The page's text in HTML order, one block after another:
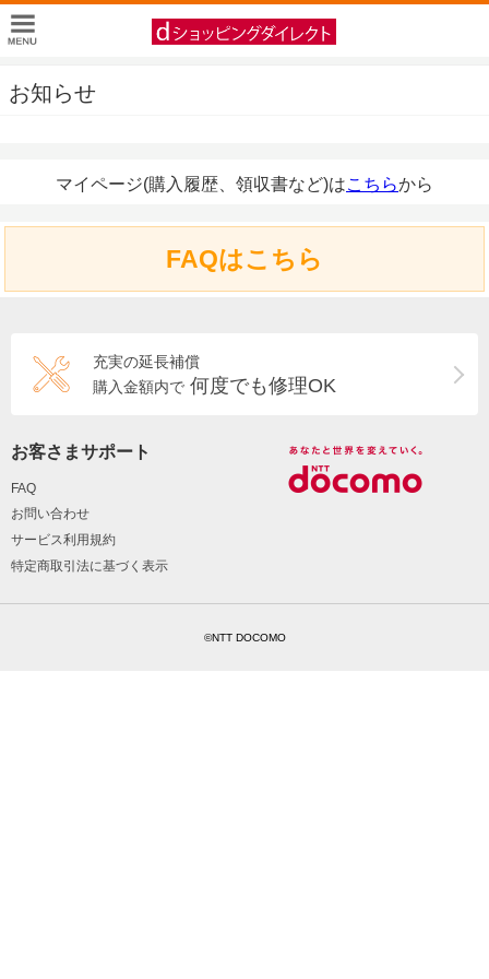
お知らせ
マイページ(購入履歴、領収書など)はこちらから
FAQはこちら
充実の延長補償
購入金額内で 何度でも修理OK
お客さまサポート
FAQ
お問い合わせ
サービス利用規約
特定商取引法に基づく表示
©NTT DOCOMO